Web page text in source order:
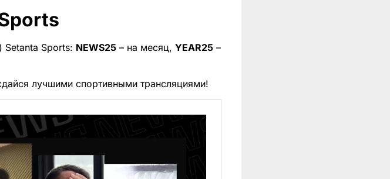
Setanta Sports: NEWS25 – на месяц,YEAR25 –
лучшими спортивными трансляциями!